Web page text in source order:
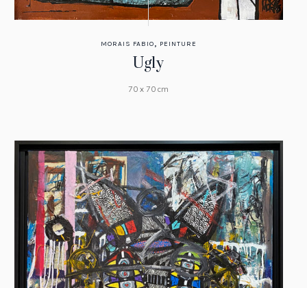
MORAIS FABIO, PEINTURE
Ugly
70 x 70 cm